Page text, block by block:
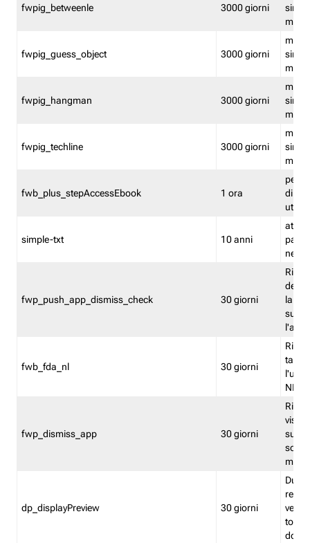
fwpig_betweenle 3000 giorni
fwpig_guess_object 3000 giorni
fwpig_hangman 3000 giorni
fwpig_techline 3000 giorni
fwb_plus_stepAccessEbook 1 ora
di un
simple-txt 10 anni
attiva
fwp_push_app_dismiss_check 30 giorni
la
fwb_fda_nl 30 giorni
NL
fwp_dismiss_app 30 giorni
visto
dp_displayPreview 30 giorni
torna
dopo